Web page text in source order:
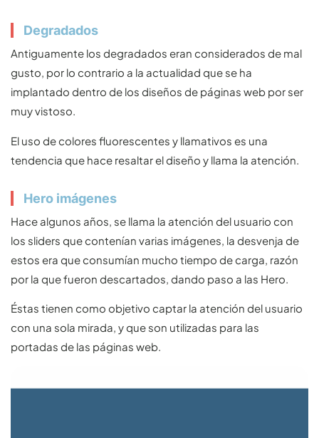
Degradados
Antiguamente los degradados eran considerados de mal
gusto, por lo contrario a la actualidad que se ha
implantado dentro de los diseños de páginas web por ser
muy vistoso.
El uso de colores fluorescentes y llamativos es una
tendencia que hace resaltar el diseño y llama la atención.
Hero imágenes
Hace algunos años, se llama la atención del usuario con
los sliders que contenían varias imágenes, la desvenja de
estos era que consumían mucho tiempo de carga, razón
por la que fueron descartados, dando paso a las Hero.
Éstas tienen como objetivo captar la atención del usuario
con una sola mirada, y que son utilizadas para las
portadas de las páginas web.